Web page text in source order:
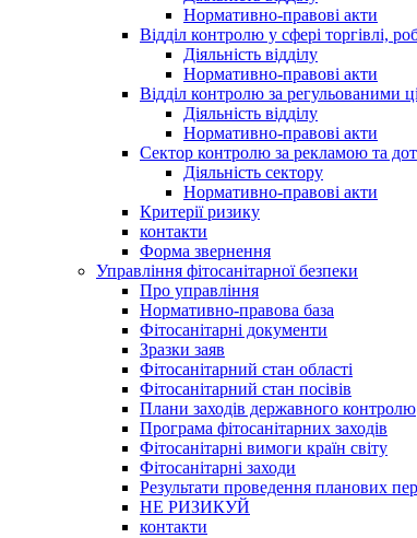
Нормативно-правові акти
Відділ контролю у сфері торгівлі,
Діяльність відділу
Нормативно-правові акти
Відділ контролю за регульованими
Діяльність відділу
Нормативно-правові акти
Сектор контролю за рекламою та
Діяльність сектору
Нормативно-правові акти
Критерії ризику
контакти
Форма звернення
Управління фітосанітарної безпеки
Про управління
Нормативно-правова база
Фітосанітарні документи
Зразки заяв
Фітосанітарний стан області
Фітосанітарний стан посівів
Плани заходів державного контролю
Програма фітосанітарних заходів
Фітосанітарні вимоги країн світу
Фітосанітарні заходи
Результати проведення планових
НЕ РИЗИКУЙ
контакти